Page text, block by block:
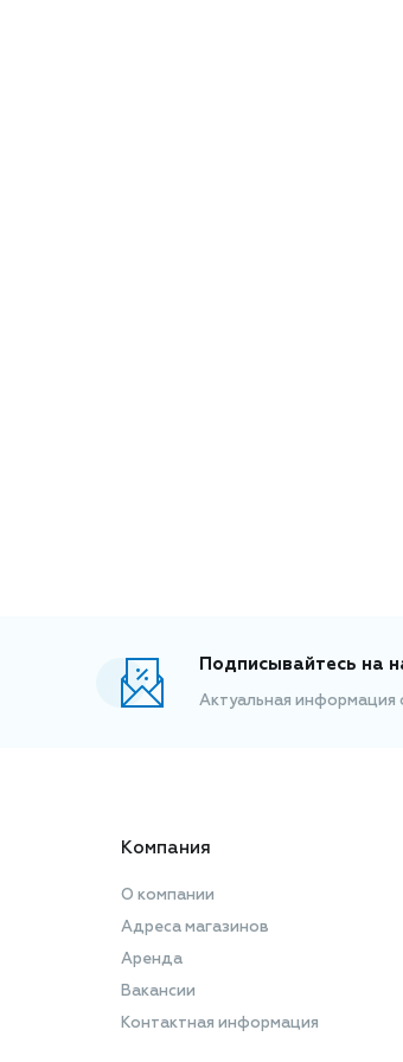
Подписывайтесь на
Актуальная информация
Компания
О компании
Адреса магазинов
Аренда
Вакансии
Контактная информация